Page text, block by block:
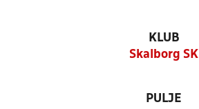
KLUB
Skalborg SK
PULJE